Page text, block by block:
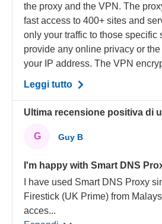
the proxy and the VPN. The
fast access to 400+ sites and
only your traffic to those specific
provide any online privacy or
your IP address. The VPN
Leggi tutto
Ultima recensione positiva di
G Guy B
I'm happy with Smart DNS
I have used Smart DNS Proxy
Firestick (UK Prime) from
acces...